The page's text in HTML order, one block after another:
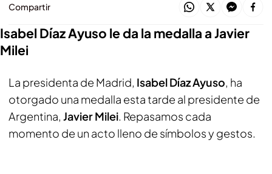
Compartir
Isabel Díaz Ayuso le da la medalla a Javier
Milei
La presidenta de Madrid, Isabel Díaz Ayuso, ha
otorgado una medalla esta tarde al presidente de
Argentina, Javier Milei. Repasamos cada
momento de un acto lleno de símbolos y gestos.